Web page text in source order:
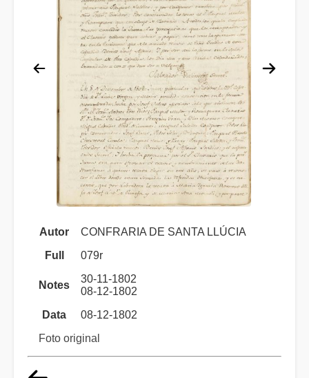
Autor
CONFRARIA DE SANTA LLÚCIA
Full
079r
Notes
30-11-1802
08-12-1802
Data
08-12-1802
Foto original